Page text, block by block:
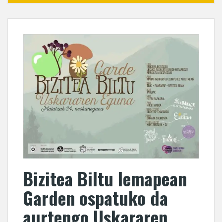
Bizitea Biltu lemapean
Garden ospatuko da
aurtengo Uskararen